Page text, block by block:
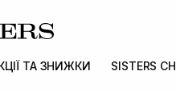
ТА ЗНИЖКИ SISTERS